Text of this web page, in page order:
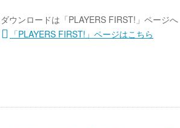
ダウンロードは「PLAYERS FIRST!」ページへ
「PLAYERS FIRST!」ページはこちら